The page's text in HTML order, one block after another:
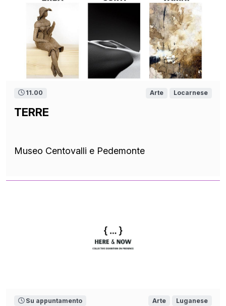
11.00 Arte Locarnese
TERRE
Museo Centovalli e Pedemonte
Su appuntamento Arte Luganese